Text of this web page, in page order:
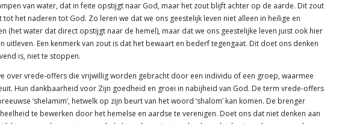
van water, dat in feite opstijgt naar God, maar het zout blijft achter op de aarde. Dit zout
het naderen tot God. Zo leren we dat we ons geestelijk leven niet alleen in heilige en
(het water dat direct opstijgt naar de hemel), maar dat we ons geestelijke leven juist ook hier
uitleven. Een kenmerk van zout is dat het bewaart en bederf tegengaat. Dit doet ons denken
is, niet te stoppen.
over vrede-offers die vrijwillig worden gebracht door een individu of een groep, waarmee
Hun dankbaarheid voor Zijn goedheid en groei in nabijheid van God. De term vrede-offers
‘shelamim’, hetwelk op zijn beurt van het woord ‘shalom’ kan komen. De brenger
te bewerken door het hemelse en aardse te verenigen. Doet ons dat niet denken aan